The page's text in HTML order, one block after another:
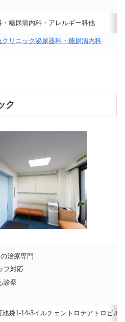
・糖尿病内科・アレルギー科他
リニック泌尿器科・糖尿病内科
ク
治療専門
フ対応
診察
池袋1-14-3イルチェントロテアトロビ